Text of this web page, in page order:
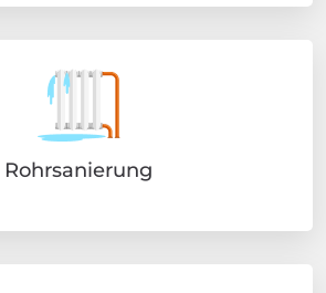
Rohrsanierung